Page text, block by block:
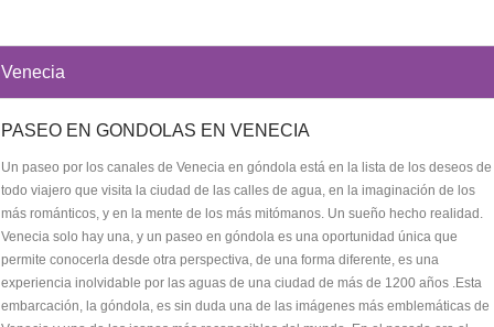
Venecia
PASEO EN GONDOLAS EN VENECIA
Un paseo por los canales de Venecia en góndola está en la lista de los deseos de
todo viajero que visita la ciudad de las calles de agua, en la imaginación de los
más románticos, y en la mente de los más mitómanos. Un sueño hecho realidad.
Venecia solo hay una, y un paseo en góndola es una oportunidad única que
permite conocerla desde otra perspectiva, de una forma diferente, es una
experiencia inolvidable por las aguas de una ciudad de más de 1200 años .Esta
embarcación, la góndola, es sin duda una de las imágenes más emblemáticas de